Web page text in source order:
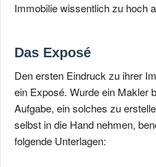
Immobilie wissentlich zu hoch
Das Exposé
Den ersten Eindruck zu ihrer
ein Exposé. Wurde ein Makler
Aufgabe, ein solches zu
selbst in die Hand nehmen,
folgende Unterlagen: